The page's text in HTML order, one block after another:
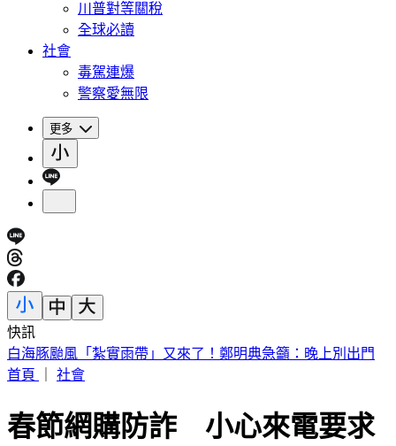
川普對等關稅
全球必讀
社會
毒駕連爆
警察愛無限
更多
快訊
別只看台積電！ 外媒點名「2檔AI設備股」快上車
首頁
社會
春節網購防詐 小心來電要求